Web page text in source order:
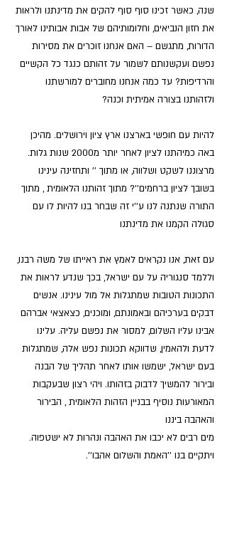
שנה, כאשר זכינו סוף סוף להקים את מדינתנו ולראות
את חזון הנביאים, וחלומותיהם של אבות אבותינו לאורך
הדורות, מתגשם – האם אנחנו זוכרים את מסירות
נפשם ועקשנותם לשמור על זהותם כנגד כל הקשיים
והרדיפות? עד כמה אנחנו מחוברים למורשתנו
ולזהותנו בצורה אמיתית וכנה?
להיות עם חופשי בארצנו ארץ ציון וירושלים. מהיכן
באה כמיהתנו לציון לאחר יותר מ2000 שנות גלות.
מרצוננו לשקט ושלווה, או מתוך '' ותחזינה עינינו
בשובך לציון ברחמים''? מתוך זהותנו הלאומית , מתוך
התורה שנתנה לנו ע''י זה שבחר בנו להיות לו עם
סגולה הקמנו את מדינתנו
עם זאת, אנו נקראים לאמץ את ראייתו של משה רבנו,
וללמד סנגוריה על עם ישראל, בכך שנדע לראות את
התכונות הטובות שמתגלות אל מול עינינו. אנשים
דבקים בערכיהם ובאמונתם, ומוכנים, כצאצאי אברהם
אבינו עליו השלום, למסור את נפשם עליה. עלינו
לדעת ולהאמין, שדווקא תכונות נפש אלה, שמתגלות
בעם ישראל, ישמשו אותו לאחר תהליך של הבנה
ובירור להמשיך לדבוק בזהותו. ויהי רצון שבעקבות
המאורעות נוסיף בבניין הזהות הלאומית , הבירור
והאהבה ביננו
מים רבים לא יכבו את האהבה ונהרות לא ישטפוה.
ויתקיים בנו ''האמת והשלום אהבו''.